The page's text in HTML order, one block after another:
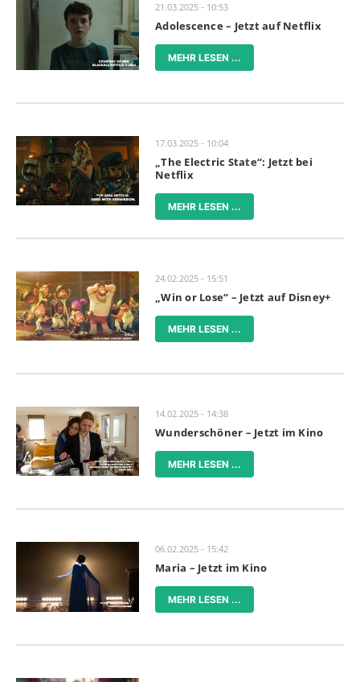
21.03.2025 - 10:53
Adolescence – Jetzt auf Netflix
MEHR LESEN ...
17.03.2025 - 10:04
„The Electric State“: Jetzt bei
Netflix
MEHR LESEN ...
24.02.2025 - 15:51
„Win or Lose“ – Jetzt auf Disney+
MEHR LESEN ...
14.02.2025 - 14:38
Wunderschöner – Jetzt im Kino
MEHR LESEN ...
06.02.2025 - 15:42
Maria – Jetzt im Kino
MEHR LESEN ...